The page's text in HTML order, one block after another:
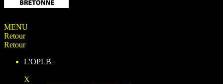
MENU
Retour
Retour
L'OPLB
X